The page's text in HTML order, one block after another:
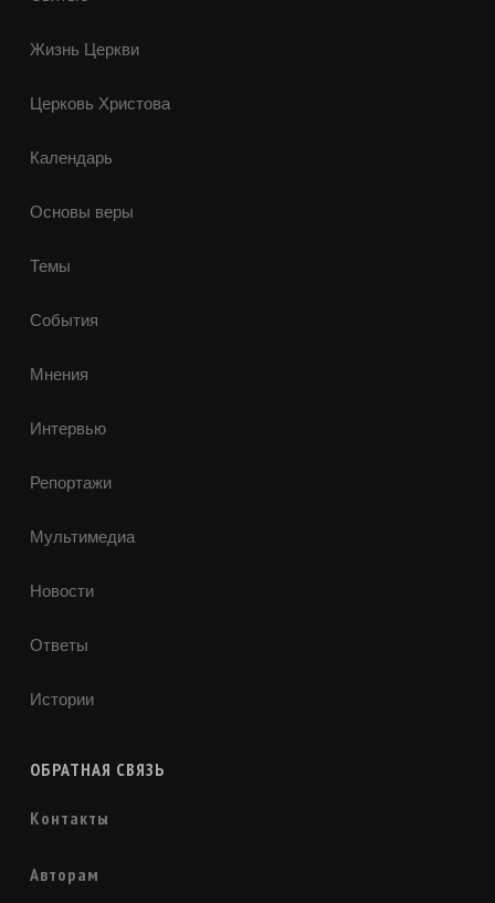
Жизнь Церкви
Церковь Христова
Календарь
Основы веры
Темы
События
Мнения
Интервью
Репортажи
Мультимедиа
Новости
Ответы
Истории
ОБРАТНАЯ СВЯЗЬ
Контакты
Авторам